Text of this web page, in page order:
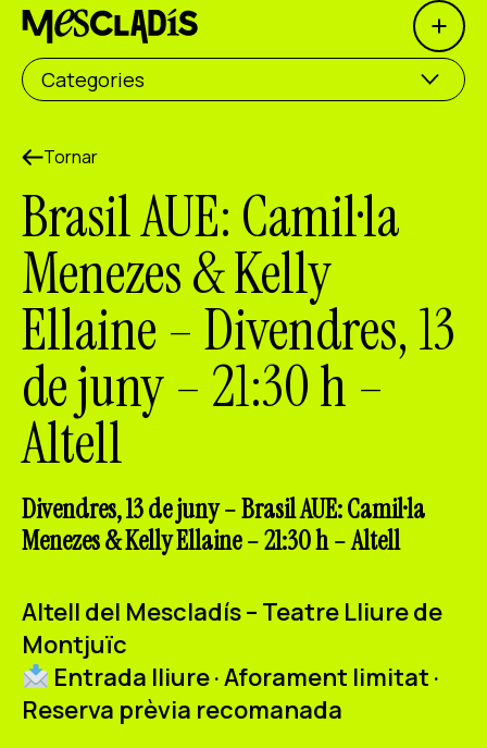
Open
Productora social
Productora d'experiències
Productora d'ocupació
Productora de coneixement
Productora cultural
Agenda
Els nostres tallers
Blog
Contacte
ES CA EN
Categories
Tornar
Brasil AUE: Camil·la
Menezes & Kelly
Ellaine – Divendres, 13
de juny – 21:30 h –
Altell
Divendres, 13 de juny – Brasil AUE: Camil·la
Menezes & Kelly Ellaine – 21:30 h – Altell
Altell del Mescladís – Teatre Lliure de
Montjuïc
Entrada lliure · Aforament limitat ·
Reserva prèvia recomanada